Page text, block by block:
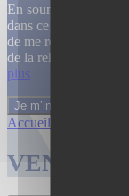
En soumettant ce
dans ce formulaire
de me recontacter,
de la relation
plus
Accueil
VENTES